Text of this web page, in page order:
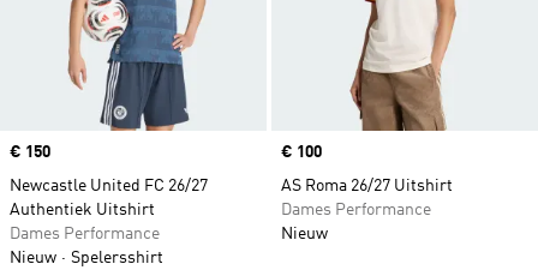
Price
€ 150
Newcastle United FC 26/27
Authentiek Uitshirt
Dames Performance
Nieuw
Spelersshirt
Price
€ 100
AS Roma 26/27 Uitshirt
Dames Performance
Nieuw